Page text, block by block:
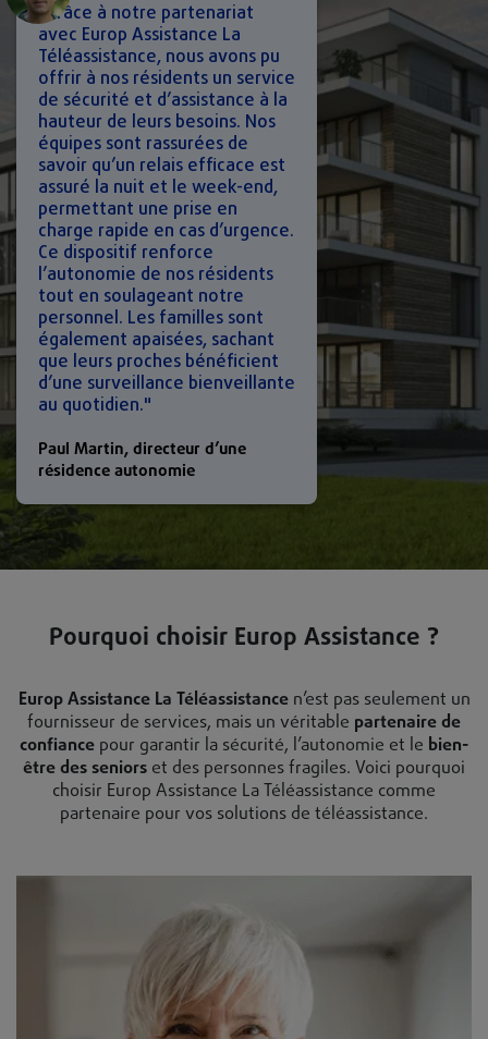
"Grâce à notre partenariat
avec Europ Assistance La
Téléassistance, nous avons pu
offrir à nos résidents un service
de sécurité et d’assistance à la
hauteur de leurs besoins. Nos
équipes sont rassurées de
savoir qu’un relais efficace est
assuré la nuit et le week-end,
permettant une prise en
charge rapide en cas d’urgence.
Ce dispositif renforce
l’autonomie de nos résidents
tout en soulageant notre
personnel. Les familles sont
également apaisées, sachant
que leurs proches bénéficient
d’une surveillance bienveillante
au quotidien."
Paul Martin, directeur d’une
résidence autonomie
Pourquoi choisir Europ Assistance ?
Europ Assistance La Téléassistancen’est pas seulement un
fournisseur de services, mais un véritable partenaire de
confiance pour garantir la sécurité, l’autonomie et le bien-
être des seniors et des personnes fragiles. Voici pourquoi
choisir Europ Assistance La Téléassistance comme
partenaire pour vos solutions de téléassistance.